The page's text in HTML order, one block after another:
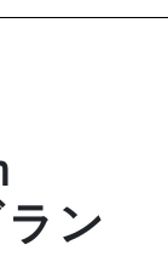
ン